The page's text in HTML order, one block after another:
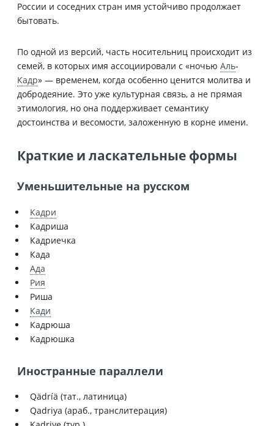
России и соседних стран имя устойчиво продолжает
бытовать.
По одной из версий, часть носительниц происходит из
семей, в которых имя ассоциировали с «ночью Аль-
Кадр» — временем, когда особенно ценится молитва и
добродеяние. Это уже культурная связь, а не прямая
этимология, но она поддерживает семантику
достоинства и весомости, заложенную в корне имени.
Краткие и ласкательные формы
Уменьшительные на русском
Кадри
Кадриша
Кадриечка
Када
Ада
Рия
Риша
Кади
Кадрюша
Кадрюшка
Иностранные параллели
Qädríä (тат., латиница)
Qadriya (араб., транслитерация)